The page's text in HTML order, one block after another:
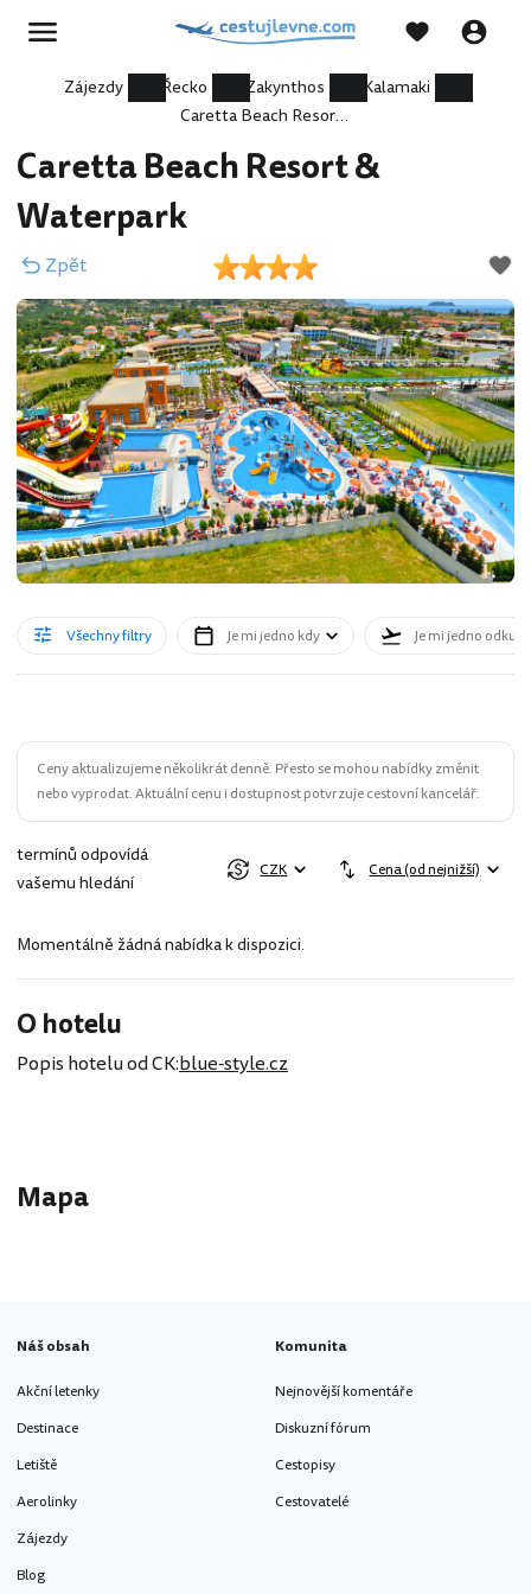
Zájezdy Řecko Zakynthos
Kalamaki
Caretta Beach Resort & Waterpark
Caretta Beach Resort &
Waterpark
Zpět
Všechny filtry Je mi jedno kdy Je mi jedno odkud
Ceny aktualizujeme několikrát denně. Přesto se mohou nabídky změnit
nebo vyprodat. Aktuální cenu i dostupnost potvrzuje cestovní kancelář.
termínů odpovídá
vašemu hledání
CZK Cena (od nejnižší)
Momentálně žádná nabídka k dispozici.
O hotelu
Popis hotelu od CK:blue-style.cz
1 EUR
Mapa
Náš obsah
Akční letenky
Destinace
Letiště
Aerolinky
Zájezdy
Blog
Komunita
Nejnovější komentáře
Diskuzní fórum
Cestopisy
Cestovatelé